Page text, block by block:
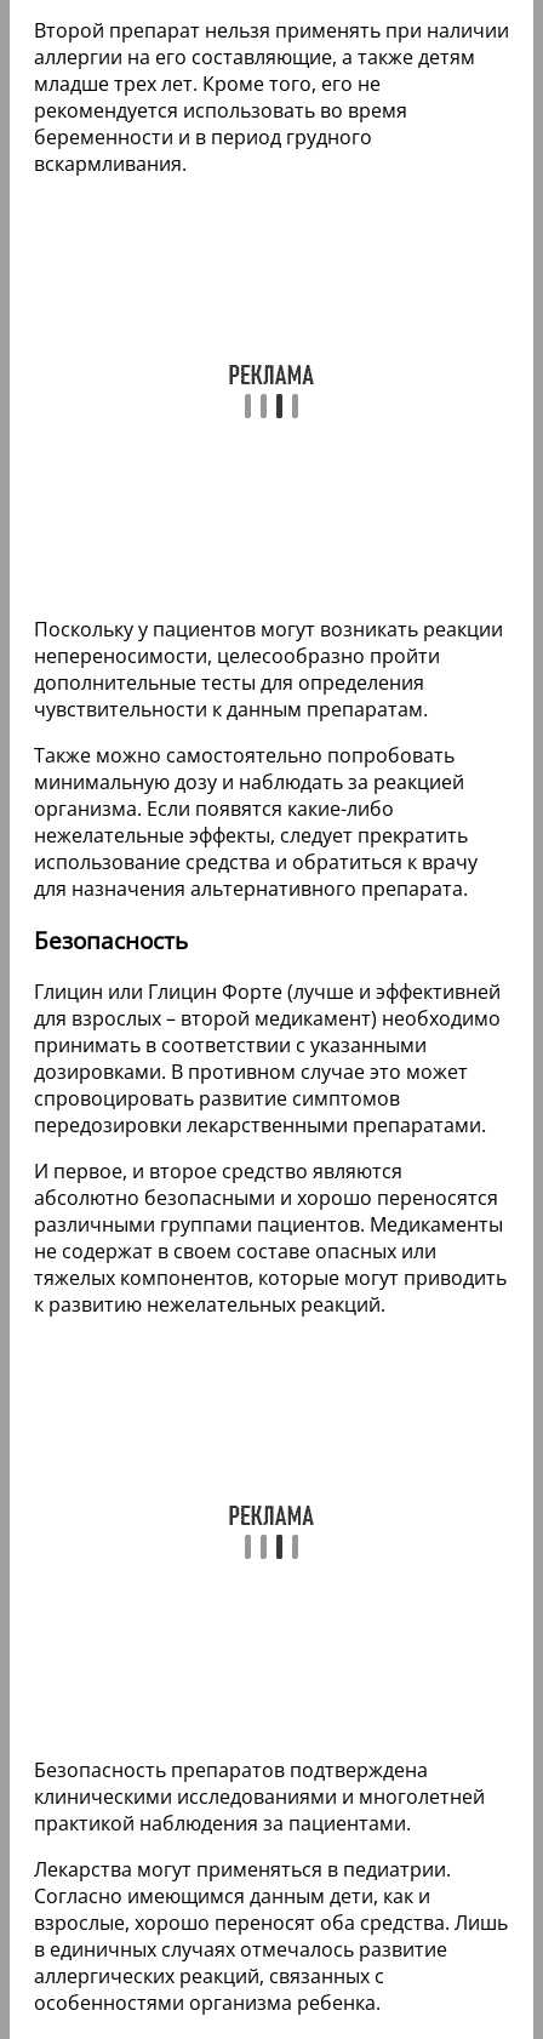
Второй препарат нельзя применять при наличии
аллергии на его составляющие, а также детям
младше трех лет. Кроме того, его не
рекомендуется использовать во время
беременности и в период грудного
вскармливания.
Поскольку у пациентов могут возникать реакции
непереносимости, целесообразно пройти
дополнительные тесты для определения
чувствительности к данным препаратам.
Также можно самостоятельно попробовать
минимальную дозу и наблюдать за реакцией
организма. Если появятся какие-либо
нежелательные эффекты, следует прекратить
использование средства и обратиться к врачу
для назначения альтернативного препарата.
Безопасность
Глицин или Глицин Форте (лучше и эффективней
для взрослых – второй медикамент) необходимо
принимать в соответствии с указанными
дозировками. В противном случае это может
спровоцировать развитие симптомов
передозировки лекарственными препаратами.
И первое, и второе средство являются
абсолютно безопасными и хорошо переносятся
различными группами пациентов. Медикаменты
не содержат в своем составе опасных или
тяжелых компонентов, которые могут приводить
к развитию нежелательных реакций.
Безопасность препаратов подтверждена
клиническими исследованиями и многолетней
практикой наблюдения за пациентами.
Лекарства могут применяться в педиатрии.
Согласно имеющимся данным дети, как и
взрослые, хорошо переносят оба средства. Лишь
в единичных случаях отмечалось развитие
аллергических реакций, связанных с
особенностями организма ребенка.